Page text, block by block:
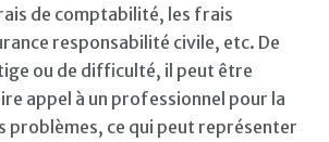
de comptabilité, les frais
responsabilité civile, etc. De
ou de difficulté, il peut être
appel à un professionnel pour la
problèmes, ce qui peut représenter